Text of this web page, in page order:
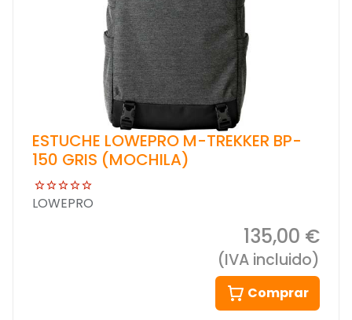
ESTUCHE LOWEPRO M-TREKKER BP-
150 GRIS (MOCHILA)
LOWEPRO
135,00 €
(IVA incluido)
Comprar